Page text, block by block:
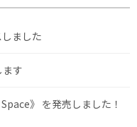
ました
す
》 を発売しました！